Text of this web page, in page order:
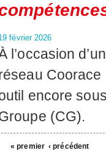
février 2026
l’occasion
Coorace
encore
(CG).
« premier ‹ précédent